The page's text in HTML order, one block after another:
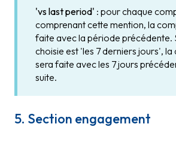
'vs last period' : pour chaque
comprenant cette mention, la
faite avec la période précédente.
choisie est 'les 7 derniers jours',
sera faite avec les 7 jours
suite.
5. Section engagement